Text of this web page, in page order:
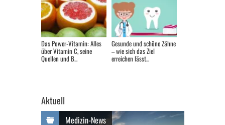
Das Power-Vitamin: Alles
über Vitamin C, seine
Quellen und B...
Gesunde und schöne Zähne
– wie sich das Ziel
erreichen lässt...
Aktuell
Medizin-News